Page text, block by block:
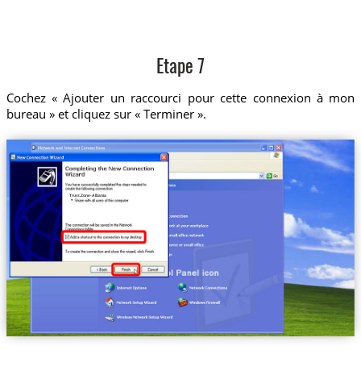
Etape 7
Cochez « Ajouter un raccourci pour cette connexion à mon
bureau » et cliquez sur « Terminer ».
Trust.Zone-Albania